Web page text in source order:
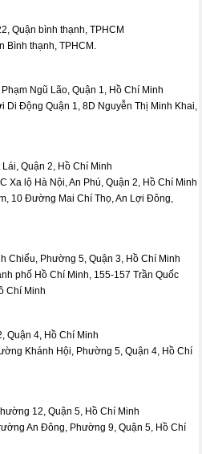
Quận bình thạnh, TPHCM
Bình thạnh, TPHCM.
Ngũ Lão, Quận 1, Hồ Chí Minh
Di Động Quận 1, 8D Nguyễn Thị Minh Khai,
Quận 2, Hồ Chí Minh
Xa lộ Hà Nội, An Phú, Quận 2, Hồ Chí Minh
10 Đường Mai Chí Thọ, An Lợi Đông,
Chiểu, Phường 5, Quận 3, Hồ Chí Minh
phố Hồ Chí Minh, 155-157 Trần Quốc
Chí Minh
Quận 4, Hồ Chí Minh
Khánh Hội, Phường 5, Quận 4, Hồ Chí
12, Quận 5, Hồ Chí Minh
An Đông, Phường 9, Quận 5, Hồ Chí